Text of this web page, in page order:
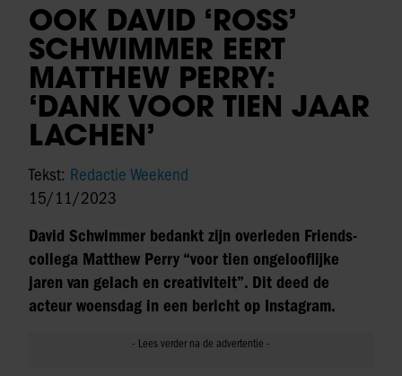
OOK DAVID ‘ROSS’
SCHWIMMER EERT
MATTHEW PERRY:
‘DANK VOOR TIEN JAAR
LACHEN’
Tekst: Redactie Weekend
15/11/2023
David Schwimmer bedankt zijn overleden Friends-
collega Matthew Perry “voor tien ongelooflijke
jaren van gelach en creativiteit”. Dit deed de
acteur woensdag in een bericht op Instagram.